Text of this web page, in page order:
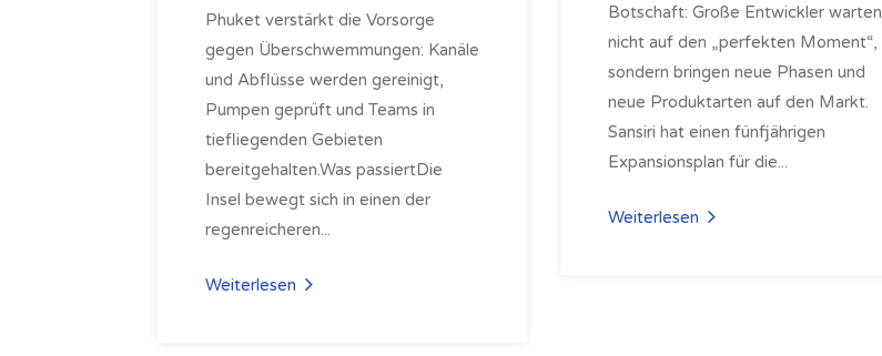
Phuket verstärkt die Vorsorge
gegen Überschwemmungen: Kanäle
und Abflüsse werden gereinigt,
Pumpen geprüft und Teams in
tiefliegenden Gebieten
bereitgehalten.Was passiertDie
Insel bewegt sich in einen der
regenreicheren...
Weiterlesen
Botschaft: Große Entwickler warten
nicht auf den „perfekten Moment“,
sondern bringen neue Phasen und
neue Produktarten auf den Markt.
Sansiri hat einen fünfjährigen
Expansionsplan für die...
Weiterlesen